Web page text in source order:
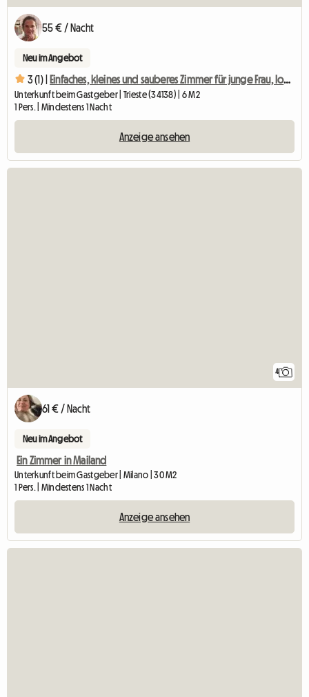
55 € / Nacht
Neu im Angebot
3 (1) | Einfaches, kleines und sauberes Zimmer für junge Frau, lokale Gastgeberin
Unterkunft beim Gastgeber | Trieste (34138) | 6 M2
1 Pers. | Mindestens 1 Nacht
Anzeige ansehen
4
61 € / Nacht
Neu im Angebot
Ein Zimmer in Mailand
Unterkunft beim Gastgeber | Milano | 30 M2
1 Pers. | Mindestens 1 Nacht
Anzeige ansehen